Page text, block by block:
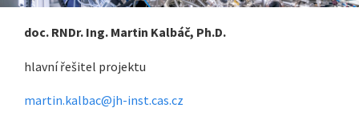
doc. RNDr. Ing. Martin Kalbáč, Ph.D.
hlavní řešitel projektu
martin.kalbac@jh-inst.cas.cz